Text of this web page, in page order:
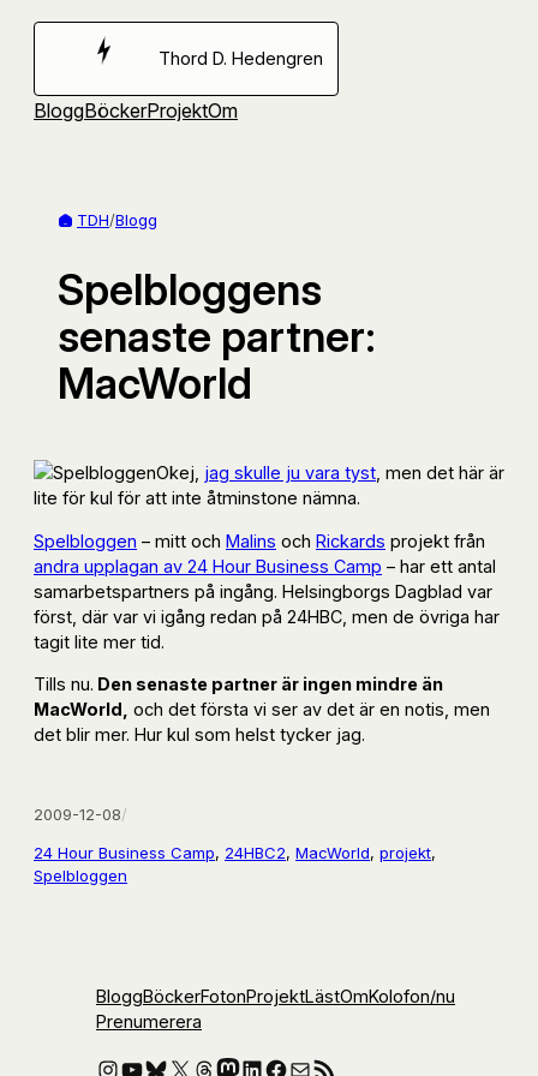
Hoppa
Thord D. Hedengren
BloggBöckerProjektOm
TDH/Blogg
Spelbloggens
senaste partner:
MacWorld
Okej, jag skulle ju vara tyst , men det här är
lite för kul för att inte åtminstone nämna.
Spelbloggen – mitt och Malins och Rickards projekt från
andra upplagan av 24 Hour Business Camp – har ett antal
samarbetspartners på ingång. Helsingborgs Dagblad var
först, där var vi igång redan på 24HBC, men de övriga har
tagit lite mer tid.
Tills nu. Den senaste partner är ingen mindre än
MacWorld, och det första vi ser av det är en notis, men
det blir mer. Hur kul som helst tycker jag.
2009-12-08/
24 Hour Business Camp, 24HBC2, MacWorld, projekt
Spelbloggen
BloggBöckerFotonProjektLästOmKolofon/nu
Prenumerera
Instagram
YouTube
Bluesky
X Threads
Mastodon
LinkedIn
Facebook
E-postRSS-flöde